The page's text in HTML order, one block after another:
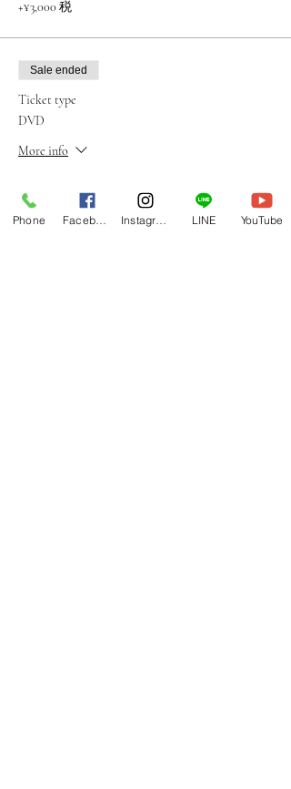
+¥3,000 税
Sale ended
Ticket type
DVD
More info
From ¥10,000 to ¥30,000
Phone LINE YouTube